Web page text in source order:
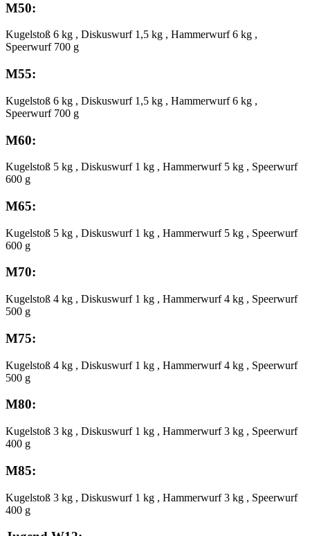
M50:
Kugelstoß 6 kg , Diskuswurf 1,5 kg , Hammerwurf 6 kg ,
Speerwurf 700 g
M55:
Kugelstoß 6 kg , Diskuswurf 1,5 kg , Hammerwurf 6 kg ,
Speerwurf 700 g
M60:
Kugelstoß 5 kg , Diskuswurf 1 kg , Hammerwurf 5 kg , Speerwurf
600 g
M65:
Kugelstoß 5 kg , Diskuswurf 1 kg , Hammerwurf 5 kg , Speerwurf
600 g
M70:
Kugelstoß 4 kg , Diskuswurf 1 kg , Hammerwurf 4 kg , Speerwurf
500 g
M75:
Kugelstoß 4 kg , Diskuswurf 1 kg , Hammerwurf 4 kg , Speerwurf
500 g
M80:
Kugelstoß 3 kg , Diskuswurf 1 kg , Hammerwurf 3 kg , Speerwurf
400 g
M85:
Kugelstoß 3 kg , Diskuswurf 1 kg , Hammerwurf 3 kg , Speerwurf
400 g